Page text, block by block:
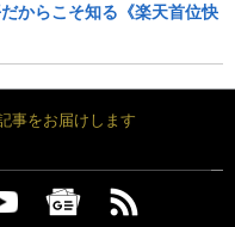
からこそ知る《楽天首位快
事をお届けします